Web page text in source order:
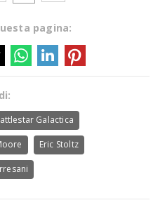
pagina:
Galactica
Eric Stoltz